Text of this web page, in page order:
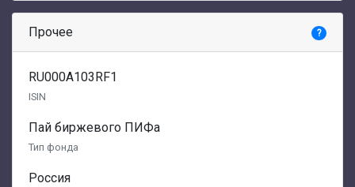
Прочее ?
RU000A103RF1
ISIN
Пай биржевого ПИФа
Тип фонда
Россия